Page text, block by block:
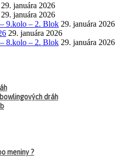
29. januára 2026
29. januára 2026
9.kolo – 2. Blok 29. januára 2026
29. januára 2026
8.kolo – 2. Blok 29. januára 2026
dráh
meniny ?